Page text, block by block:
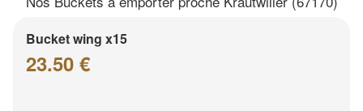
Bucket wing x15
23.50 €